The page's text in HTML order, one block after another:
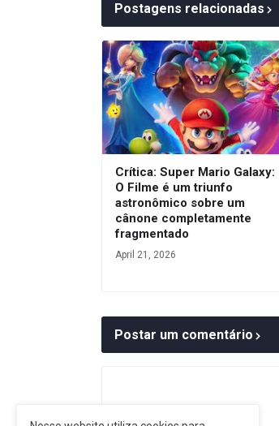
Postagens relacionadas
Crítica: Super Mario Galaxy:
O Filme é um triunfo
astronômico sobre um
cânone completamente
fragmentado
April 21, 2026
Postar um comentário